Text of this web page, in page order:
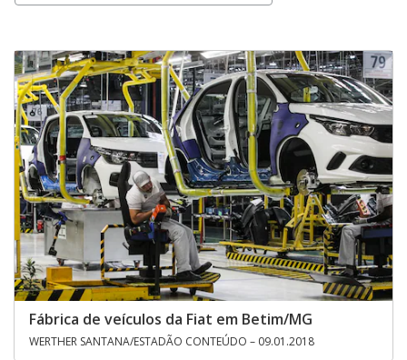
Fábrica de veículos da Fiat em Betim/MG
WERTHER SANTANA/ESTADÃO CONTEÚDO – 09.01.2018